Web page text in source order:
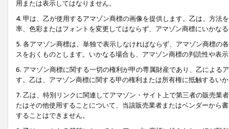
用または表示してはなりません。
4. 甲は、乙が使用するアマゾン商標の画像を提供します。乙は、方
率、色彩またはフォントを変更してはならず、アマゾン商標にいかな
5. 各アマゾン商標は、単独で表示しなければならず、アマゾン商標
スをおくものとします。いかなる場合も、アマゾン商標の判読性や表
6. アマゾン商標に関する一切の権利が甲の専属財産であり、乙による
す。乙は、アマゾン商標に関する甲の権利または所有権に抵触するい
7. 乙は、特別リンクに関連してアマゾン・サイト上で第三者の販売
たはその他使用することについて、当該販売業者またはベンダーから
することはできません。